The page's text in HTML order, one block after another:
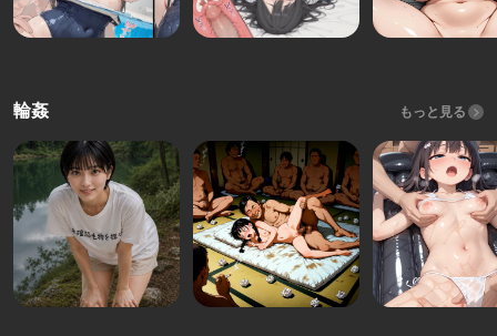
輪姦 もっと見る